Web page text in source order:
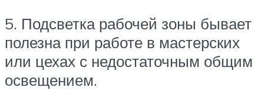
5. Подсветка рабочей зоны бывает
полезна при работе в мастерских
или цехах с недостаточным общим
освещением.